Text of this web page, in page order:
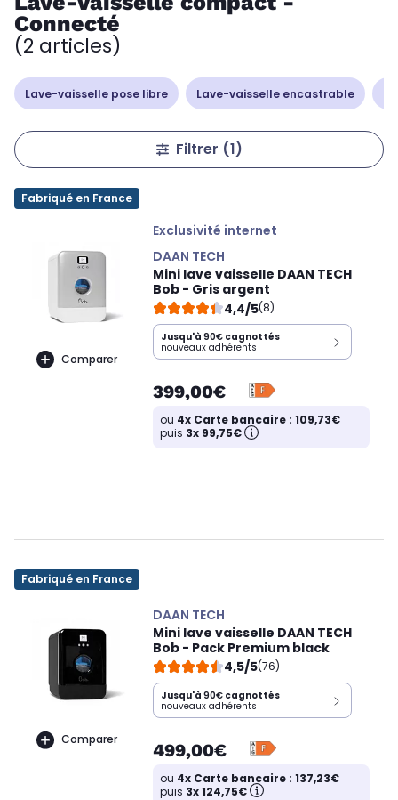
Connecté
(2 articles)
Lave-vaisselle pose libre Lave-vaisselle encastrable
Filtrer (1)
Fabriqué en France
Comparer
Exclusivité internet
DAAN TECH
Mini lave vaisselle DAAN TECH
Bob - Gris argent
4,4/5(8)
Jusqu'à 90€ cagnottés
nouveaux adhérents
399,00€
ou 4x Carte bancaire : 109,73€
puis 3x 99,75€
Fabriqué en France
Comparer
DAAN TECH
Mini lave vaisselle DAAN TECH
Bob - Pack Premium black
4,5/5(76)
Jusqu'à 90€ cagnottés
nouveaux adhérents
499,00€
ou 4x Carte bancaire : 137,23€
puis 3x 124,75€